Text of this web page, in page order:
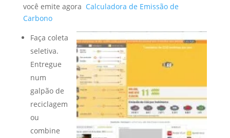
você emite agora Calculadora de Emissão de
Carbono
Faça coleta
seletiva.
Entregue
num
galpão de
reciclagem
ou
combine